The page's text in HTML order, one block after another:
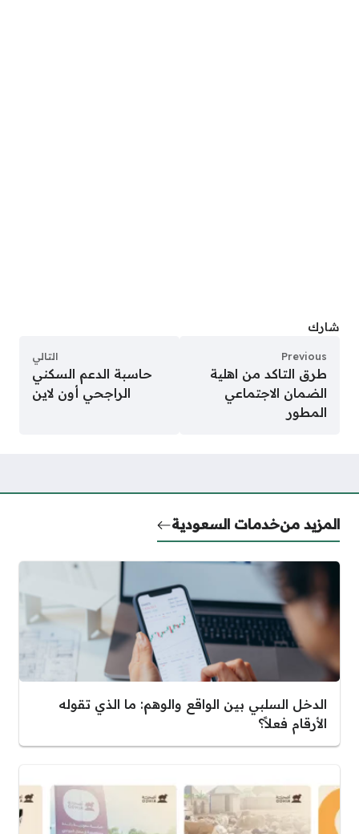
شارك
Previous
طرق التاكد من اهلية
الضمان الاجتماعي
المطور
التالي
حاسبة الدعم السكني
الراجحي أون لاين
المزيد منخدمات السعودية
الدخل السلبي بين الواقع والوهم: ما الذي تقوله
الأرقام فعلاً؟